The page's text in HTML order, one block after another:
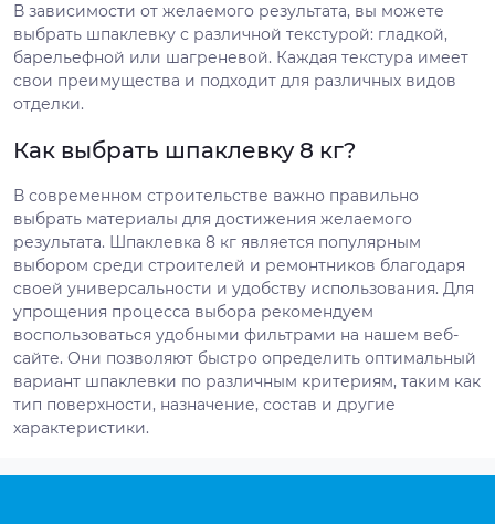
В зависимости от желаемого результата, вы можете
выбрать шпаклевку с различной текстурой: гладкой,
барельефной или шагреневой. Каждая текстура имеет
свои преимущества и подходит для различных видов
отделки.
Как выбрать шпаклевку 8 кг?
В современном строительстве важно правильно
выбрать материалы для достижения желаемого
результата. Шпаклевка 8 кг является популярным
выбором среди строителей и ремонтников благодаря
своей универсальности и удобству использования. Для
упрощения процесса выбора рекомендуем
воспользоваться удобными фильтрами на нашем веб-
сайте. Они позволяют быстро определить оптимальный
вариант шпаклевки по различным критериям, таким как
тип поверхности, назначение, состав и другие
характеристики.